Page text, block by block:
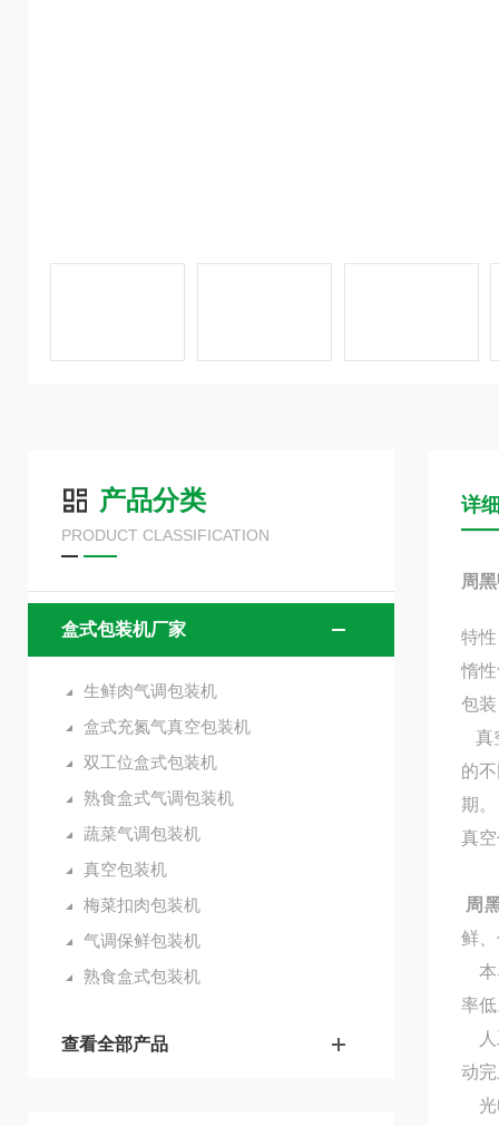
产品分类
PRODUCT CLASSIFICATION
盒式包装机厂家
生鲜肉气调包装机
盒式充氮气真空包装机
双工位盒式包装机
熟食盒式气调包装机
蔬菜气调包装机
真空包装机
梅菜扣肉包装机
气调保鲜包装机
熟食盒式包装机
查看全部产品
详
周
特
惰
包
真
的
期。
真
周
鲜
本
率
人
动
光